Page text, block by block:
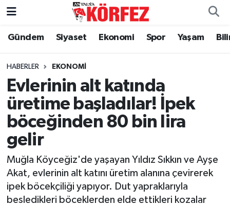
Gündem Siyaset Ekonomi Spor Yaşam
HABERLER EKONOMI
Evlerinin alt katında
üretime başladılar! İpek
böceğinden 80 bin lira
gelir
Muğla Köyceğiz'de yaşayan Yıldız Sıkkın ve Ayşe
Akat, evlerinin alt katını üretim alanına çevirerek
ipek böcekçiliği yapıyor. Dut yapraklarıyla
besledikleri böceklerden elde ettikleri kozalar
Gündem
Siyaset
Yerel Yönetim
Ekonomi
Spor
Yaşam
Asayiş
Nöbetçi Eczaneler
Hava Durumu
Trafik Durumu
Süper Lig Puan Durumu ve Fikstür
Tüm Manşetler
Son Dakika Haberleri
Haber Arşivi